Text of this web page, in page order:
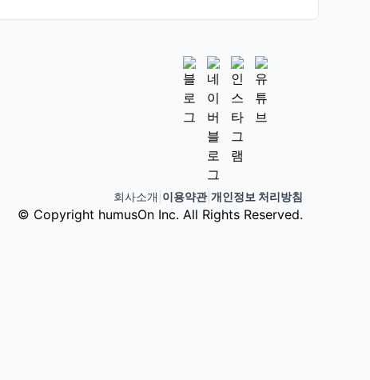
회사소개 이용약관| 개인정보 처리방침
© Copyright humusOn Inc. All Rights Reserved.